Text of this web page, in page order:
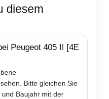
diesem
Peugeot 405 II [4E
Bitte gleichen Sie
Baujahr mit der